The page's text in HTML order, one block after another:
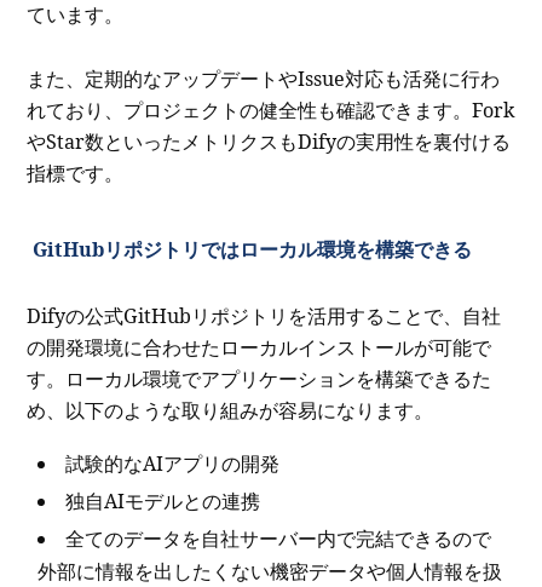
ています。
また、定期的なアップデートやIssue対応も活発に行わ
れており、プロジェクトの健全性も確認できます。Fork
やStar数といったメトリクスもDifyの実用性を裏付ける
指標です。
GitHubリポジトリではローカル環境を構築できる
Difyの公式GitHubリポジトリを活用することで、自社
の開発環境に合わせたローカルインストールが可能で
す。ローカル環境でアプリケーションを構築できるた
め、以下のような取り組みが容易になります。
試験的なAIアプリの開発
独自AIモデルとの連携
全てのデータを自社サーバー内で完結できるので
外部に情報を出したくない機密データや個人情報を扱